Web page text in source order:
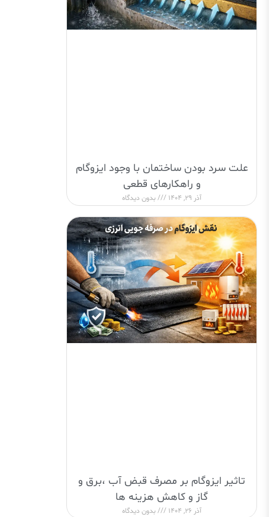
علت سرد بودن ساختمان با وجود ایزوگام
و راهکارهای قطعی
آذر 29, 1404 بدون دیدگاه
تاثیر ایزوگام بر مصرف قبض آب ،برق و
گاز و کاهش هزینه ها
آذر 26, 1404 بدون دیدگاه